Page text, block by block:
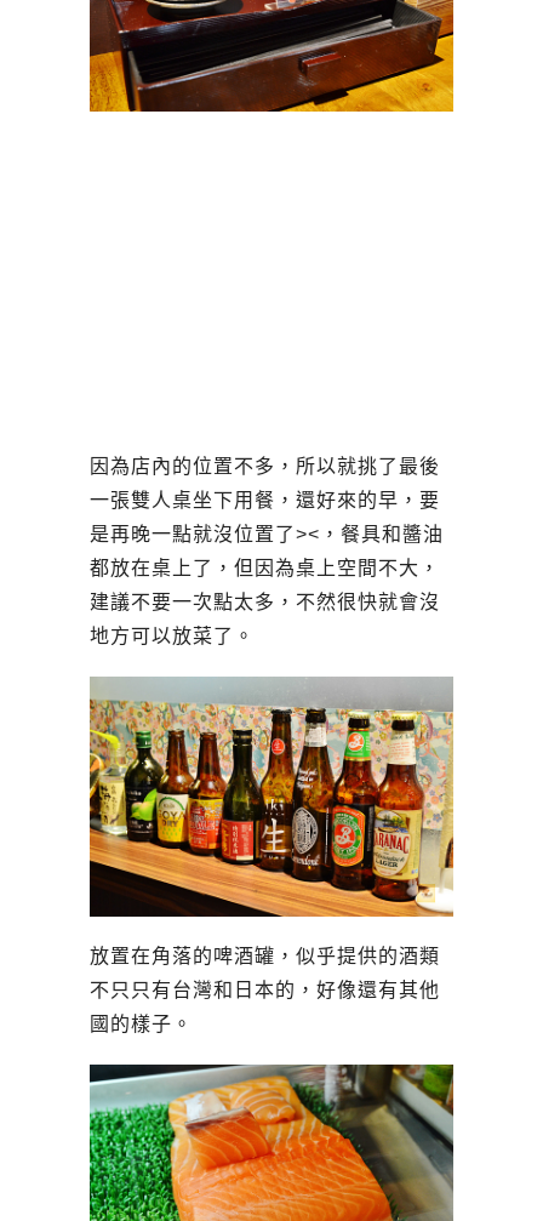
因為店內的位置不多，所以就挑了最後
一張雙人桌坐下用餐，還好來的早，要
是再晚一點就沒位置了><，餐具和醬油
都放在桌上了，但因為桌上空間不大，
建議不要一次點太多，不然很快就會沒
地方可以放菜了。
放置在角落的啤酒罐，似乎提供的酒類
不只只有台灣和日本的，好像還有其他
國的樣子。